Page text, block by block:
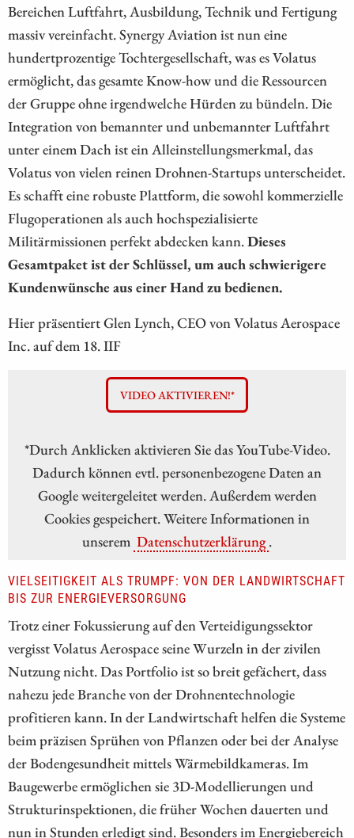
Bereichen Luftfahrt, Ausbildung, Technik und Fertigung
massiv vereinfacht. Synergy Aviation ist nun eine
hundertprozentige Tochtergesellschaft, was es Volatus
ermöglicht, das gesamte Know-how und die Ressourcen
der Gruppe ohne irgendwelche Hürden zu bündeln. Die
Integration von bemannter und unbemannter Luftfahrt
unter einem Dach ist ein Alleinstellungsmerkmal, das
Volatus von vielen reinen Drohnen-Startups unterscheidet.
Es schafft eine robuste Plattform, die sowohl kommerzielle
Flugoperationen als auch hochspezialisierte
Militärmissionen perfekt abdecken kann.Dieses
Gesamtpaket ist der Schlüssel, um auch schwierigere
Kundenwünsche aus einer Hand zu bedienen.
Hier präsentiert Glen Lynch, CEO von Volatus Aerospace
Inc. auf dem 18. IIF
VIDEO AKTIVIEREN!*
*Durch Anklicken aktivieren Sie das YouTube-Video.
Dadurch können evtl. personenbezogene Daten an
Google weitergeleitet werden. Außerdem werden
Cookies gespeichert. Weitere Informationen in
unserem Datenschutzerklärung .
VIELSEITIGKEIT ALS TRUMPF: VON DER LANDWIRTSCHAFT
BIS ZUR ENERGIEVERSORGUNG
Trotz einer Fokussierung auf den Verteidigungssektor
vergisst Volatus Aerospace seine Wurzeln in der zivilen
Nutzung nicht. Das Portfolio ist so breit gefächert, dass
nahezu jede Branche von der Drohnentechnologie
profitieren kann. In der Landwirtschaft helfen die Systeme
beim präzisen Sprühen von Pflanzen oder bei der Analyse
der Bodengesundheit mittels Wärmebildkameras. Im
Baugewerbe ermöglichen sie 3D-Modellierungen und
Strukturinspektionen, die früher Wochen dauerten und
nun in Stunden erledigt sind. Besonders im Energiebereich